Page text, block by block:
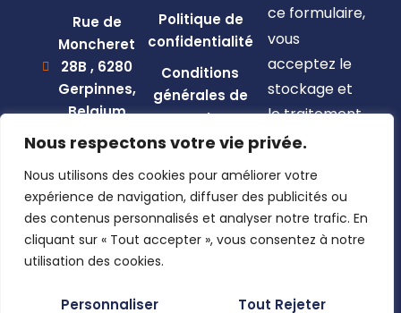
Nous respectons votre vie privée.
Nous utilisons des cookies pour améliorer votre
expérience de navigation, diffuser des publicités ou
des contenus personnalisés et analyser notre trafic. En
cliquant sur « Tout accepter », vous consentez à notre
utilisation des cookies.
Personnaliser Tout Rejeter
Rue de
Moncheret
28B , 6280
Gerpinnes,
Belgium
+32 492
marcellin@gerpiagri.be
BE
0793.946.582
Politique de
confidentialité
Conditions
générales de
vente
ce formulaire,
vous
acceptez le
stockage et
le traitement
de vos
ce site web.
S'inscrire